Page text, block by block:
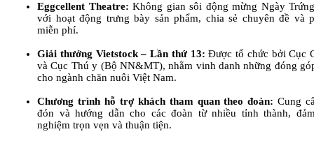
Eggcellent Theatre: Không gian sôi động mừng Ngày
với hoạt động trưng bày sản phẩm, chia sẻ chuyên đề và
miễn phí.
Giải thưởng Vietstock – Lần thứ 13: Được tổ chức bởi Cục
và Cục Thú y (Bộ NN&MT), nhằm vinh danh những đóng
cho ngành chăn nuôi Việt Nam.
Chương trình hỗ trợ khách tham quan theo đoàn: Cung
đón và hướng dẫn cho các đoàn từ nhiều tỉnh thành,
nghiệm trọn vẹn và thuận tiện.